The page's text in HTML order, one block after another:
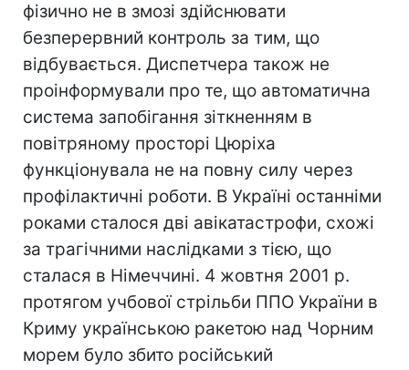
фізично не в змозі здійснювати
безперервний контроль за тим, що
відбувається. Диспетчера також не
проінформували про те, що автоматична
система запобігання зіткненням в
повітряному просторі Цюріха
функціонувала не на повну силу через
профілактичні роботи. В Україні останніми
роками сталося дві авікатастрофи, схожі
за трагічними наслідками з тією, що
сталася в Німеччині. 4 жовтня 2001 р.
протягом учбової стрільби ППО України в
Криму українською ракетою над Чорним
морем було збито російський